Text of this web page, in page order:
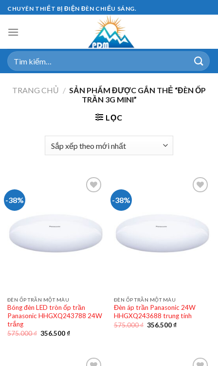
Skip
to
content
CHUYÊN THIẾT BỊ ĐIỆN ĐÈN CHIẾU SÁNG.
Tìm
kiếm:
TRANG CHỦ / SẢN PHẨM ĐƯỢC GẮN THẺ “ĐÈN ỐP
TRẦN 3G MINI”
LỌC
-38%
ĐÈN ỐP TRẦN MỘT MÀU
Bóng đèn LED tròn ốp trần
Panasonic HHGXQ243788 24W
trắng
575.000₫ Giá
356.500₫Giá
356.500 ₫.
-38%
ĐÈN ỐP TRẦN MỘT MÀU
Đèn áp trần Panasonic 24W
HHGXQ243688 trung tính
575.000₫ Giá
356.500₫Giá